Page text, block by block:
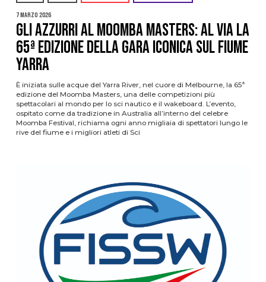
7 Marzo 2026
GLI AZZURRI AL MOOMBA MASTERS: AL VIA LA
65ª EDIZIONE DELLA GARA ICONICA SUL FIUME
YARRA
È iniziata sulle acque del Yarra River, nel cuore di Melbourne, la 65ª
edizione del Moomba Masters, una delle competizioni più
spettacolari al mondo per lo sci nautico e il wakeboard. L’evento,
ospitato come da tradizione in Australia all’interno del celebre
Moomba Festival, richiama ogni anno migliaia di spettatori lungo le
rive del fiume e i migliori atleti di Sci